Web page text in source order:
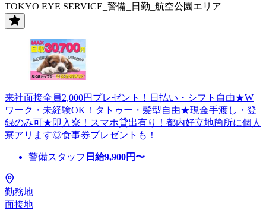
TOKYO EYE SERVICE_警備_日勤_航空公園エリア
来社面接全員2,000円プレゼント！日払い・シフト自由★W
ワーク・未経験OK！タトゥー・髪型自由★現金手渡し・登
録のみ可★即入寮！スマホ貸出有り！都内好立地箇所に個人
寮アリます◎食事券プレゼントも！
警備スタッフ 日給9,900円〜
勤務地
面接地